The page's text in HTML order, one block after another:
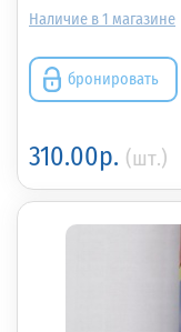
1
бронировать
310.00р. (шт.)